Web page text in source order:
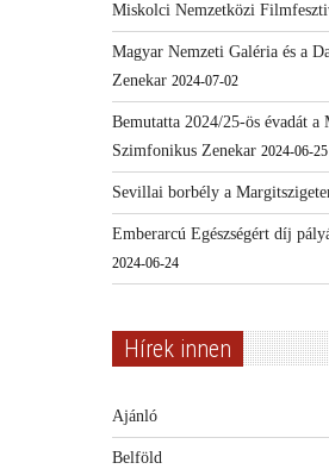
Miskolci Nemzetközi
Magyar Nemzeti Galéria és a
Zenekar 2024-07-02
Bemutatta 2024/25-ös évadát a
Szimfonikus Zenekar 2024-06-25
Sevillai borbély a
Emberarcú Egészségért díj
2024-06-24
Hírek innen
Ajánló
Belföld